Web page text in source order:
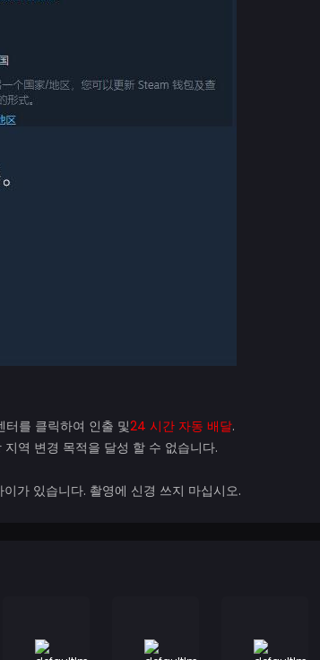
를 클릭하여 인출 및24 시간 자동 배달.
역 변경 목적을 달성 할 수 없습니다.
가 있습니다. 촬영에 신경 쓰지 마십시오.